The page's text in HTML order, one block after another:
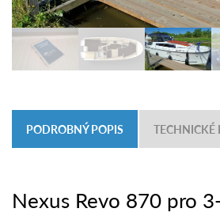
PODROBNÝ POPIS TECHNICKÉ
Nexus Revo 870 pro